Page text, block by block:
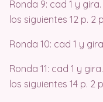
Ronda 9: cad 1 y
los siguientes 12 p. 2
Ronda 10: cad 1 y
Ronda 11: cad 1 y
los siguientes 14 p. 2